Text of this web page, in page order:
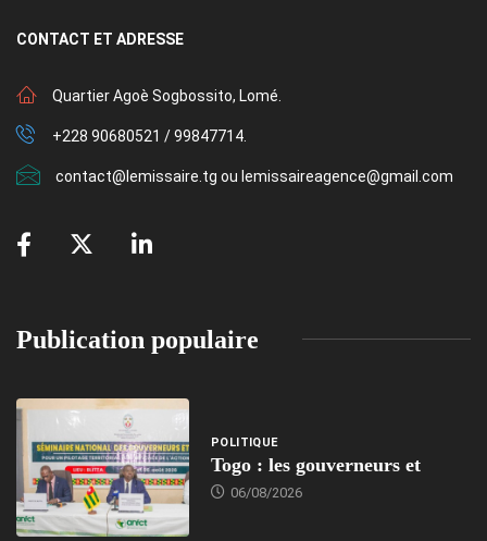
CONTACT ET ADRESSE
Quartier Agoè Sogbossito, Lomé.
+228 90680521 / 99847714.
contact@lemissaire.tg ou lemissaireagence@gmail.com
Publication populaire
POLITIQUE
Togo : les gouverneurs et
06/08/2026